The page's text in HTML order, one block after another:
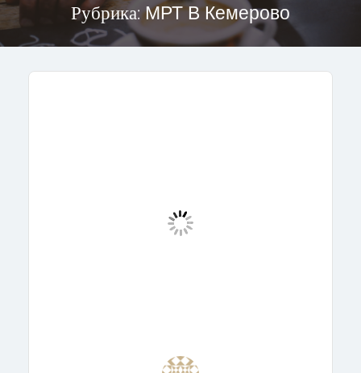
Рубрика:МРТ В Кемерово